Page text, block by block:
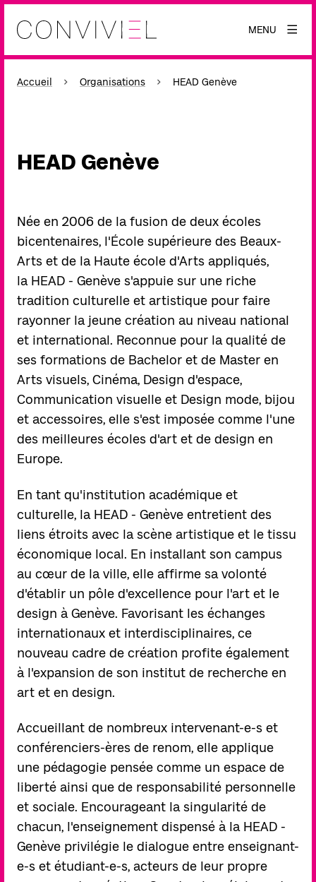
MENU
Accueil Organisations HEAD Genève
HEAD Genève
Née en 2006 de la fusion de deux écoles
bicentenaires, l'École supérieure des Beaux-
Arts et de la Haute école d'Arts appliqués,
la HEAD - Genève s'appuie sur une riche
tradition culturelle et artistique pour faire
rayonner la jeune création au niveau national
et international. Reconnue pour la qualité de
ses formations de Bachelor et de Master en
Arts visuels, Cinéma, Design d'espace,
Communication visuelle et Design mode, bijou
et accessoires, elle s'est imposée comme l'une
des meilleures écoles d'art et de design en
Europe.
En tant qu'institution académique et
culturelle, la HEAD - Genève entretient des
liens étroits avec la scène artistique et le tissu
économique local. En installant son campus
au cœur de la ville, elle affirme sa volonté
d'établir un pôle d'excellence pour l'art et le
design à Genève. Favorisant les échanges
internationaux et interdisciplinaires, ce
nouveau cadre de création profite également
à l'expansion de son institut de recherche en
art et en design.
Accueillant de nombreux intervenant-e-s et
conférenciers-ères de renom, elle applique
une pédagogie pensée comme un espace de
liberté ainsi que de responsabilité personnelle
et sociale. Encourageant la singularité de
chacun, l'enseignement dispensé à la HEAD -
Genève privilégie le dialogue entre enseignant-
e-s et étudiant-e-s, acteurs de leur propre